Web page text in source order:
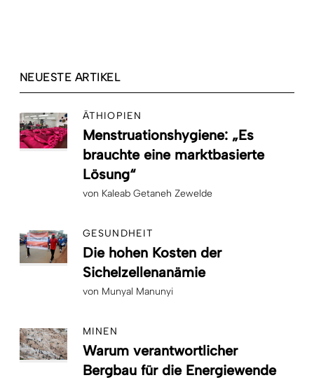
NEUESTE ARTIKEL
ÄTHIOPIEN
Menstruationshygiene: „Es
brauchte eine marktbasierte
Lösung“
von Kaleab Getaneh Zewelde
GESUNDHEIT
Die hohen Kosten der
Sichelzellenanämie
von Munyal Manunyi
MINEN
Warum verantwortlicher
Bergbau für die Energiewende